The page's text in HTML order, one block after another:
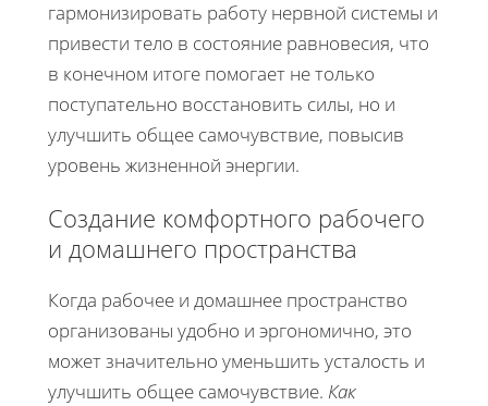
гармонизировать работу нервной системы и
привести тело в состояние равновесия, что
в конечном итоге помогает не только
поступательно восстановить силы, но и
улучшить общее самочувствие, повысив
уровень жизненной энергии.
Создание комфортного рабочего
и домашнего пространства
Когда рабочее и домашнее пространство
организованы удобно и эргономично, это
может значительно уменьшить усталость и
улучшить общее самочувствие. Как